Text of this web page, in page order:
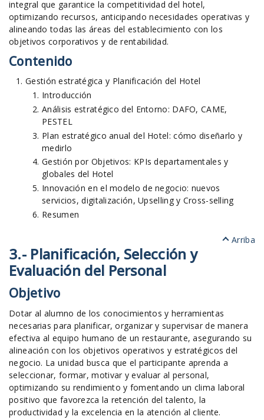
integral que garantice la competitividad del hotel,
optimizando recursos, anticipando necesidades operativas y
alineando todas las áreas del establecimiento con los
objetivos corporativos y de rentabilidad.
Contenido
Gestión estratégica y Planificación del Hotel
Introducción
Análisis estratégico del Entorno: DAFO, CAME,
PESTEL
Plan estratégico anual del Hotel: cómo diseñarlo y
medirlo
Gestión por Objetivos: KPIs departamentales y
globales del Hotel
Innovación en el modelo de negocio: nuevos
servicios, digitalización, Upselling y Cross-selling
Resumen
Arriba
3.- Planificación, Selección y
Evaluación del Personal
Objetivo
Dotar al alumno de los conocimientos y herramientas
necesarias para planificar, organizar y supervisar de manera
efectiva al equipo humano de un restaurante, asegurando su
alineación con los objetivos operativos y estratégicos del
negocio. La unidad busca que el participante aprenda a
seleccionar, formar, motivar y evaluar al personal,
optimizando su rendimiento y fomentando un clima laboral
positivo que favorezca la retención del talento, la
productividad y la excelencia en la atención al cliente.